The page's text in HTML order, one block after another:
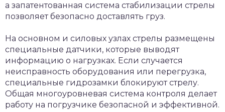
а запатентованная система стабилизации стрелы
позволяет безопасно доставлять груз.
На основном и силовых узлах стрелы размещены
специальные датчики, которые выводят
информацию о нагрузках. Если случается
неисправность оборудования или перегрузка,
специальные гидрозамки блокируют стрелу.
Общая многоуровневая система контроля делает
работу на погрузчике безопасной и эффективной.